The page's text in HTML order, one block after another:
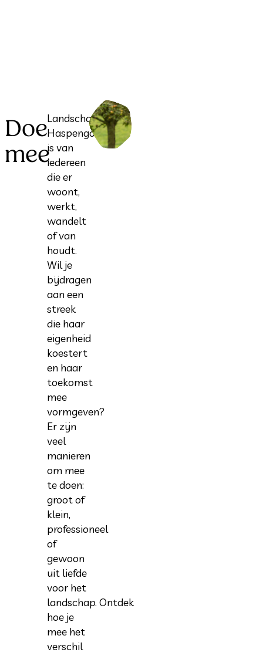
Doe
mee
Landschapspark
Haspengouw
is van
iedereen
die er
woont,
werkt,
wandelt
of van
houdt.
Wil je
bijdragen
aan een
streek
die haar
eigenheid
koestert
en haar
toekomst
mee
vormgeven?
Er zijn
veel
manieren
om mee
te doen:
groot of
klein,
professioneel
of
gewoon
uit liefde
voor het
landschap. Ontdek
hoe je
mee het
verschil